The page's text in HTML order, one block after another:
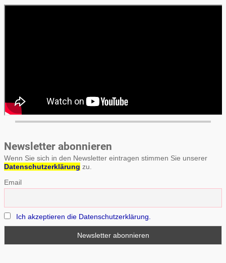
Newsletter abonnieren
Wenn Sie sich in den Newsletter eintragen stimmen Sie unserer
Datenschutzerklärung zu.
Email
Ich akzeptieren die Datenschutzerklärung.